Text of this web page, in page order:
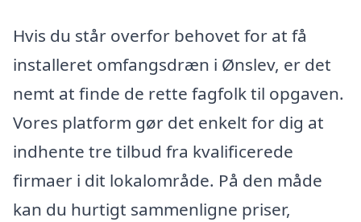
Hvis du står overfor behovet for at få
installeret omfangsdræn i Ønslev, er det
nemt at finde de rette fagfolk til opgaven.
Vores platform gør det enkelt for dig at
indhente tre tilbud fra kvalificerede
firmaer i dit lokalområde. På den måde
kan du hurtigt sammenligne priser,